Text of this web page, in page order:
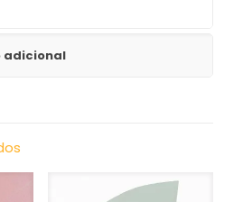
adicional